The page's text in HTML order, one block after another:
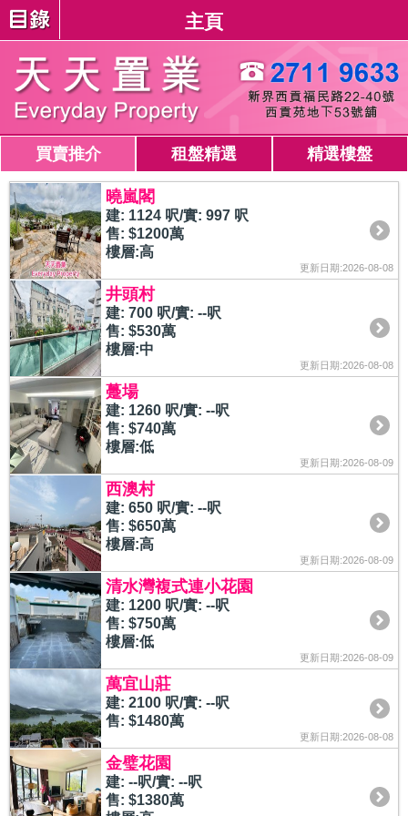
主頁
買賣推介 租盤精選 精選樓盤
曉嵐閣
建: 1124 呎/實: 997 呎
售: $1200萬
樓層:高
更新日期:2026-08-08
井頭村
建: 700 呎/實: --呎
售: $530萬
樓層:中
更新日期:2026-08-08
躉場
建: 1260 呎/實: --呎
售: $740萬
樓層:低
更新日期:2026-08-09
西澳村
建: 650 呎/實: --呎
售: $650萬
樓層:高
更新日期:2026-08-09
清水灣複式連小花園
建: 1200 呎/實: --呎
售: $750萬
樓層:低
更新日期:2026-08-09
萬宜山莊
建: 2100 呎/實: --呎
售: $1480萬
更新日期:2026-08-08
金璧花園
建: --呎/實: --呎
售: $1380萬